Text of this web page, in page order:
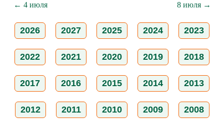
← 4 июля 8 июля →
2026 2027 2025 2024 2023
2022 2021 2020 2019 2018
2017 2016 2015 2014 2013
2012 2011 2010 2009 2008